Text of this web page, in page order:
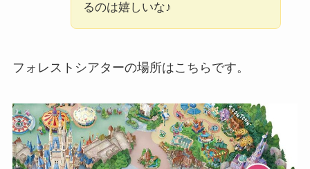
るのは嬉しいな♪
フォレストシアターの場所はこちらです。